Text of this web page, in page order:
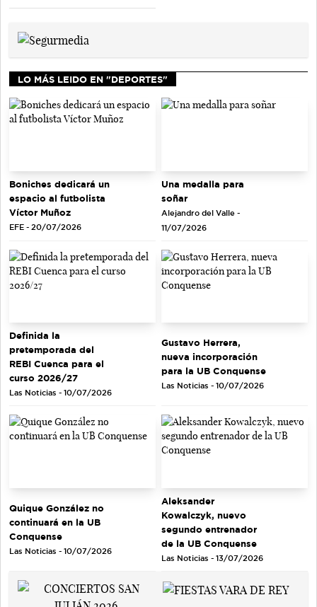
LO MÁS LEIDO EN "DEPORTES"
Boniches dedicará un
espacio al futbolista
Víctor Muñoz
EFE - 20/07/2026
Una medalla para
soñar
Alejandro del Valle -
11/07/2026
Definida la
pretemporada del
REBI Cuenca para el
curso 2026/27
Las Noticias - 10/07/2026
Gustavo Herrera,
nueva incorporación
para la UB Conquense
Las Noticias - 10/07/2026
Quique González no
continuará en la UB
Conquense
Las Noticias - 10/07/2026
Aleksander
Kowalczyk, nuevo
segundo entrenador
de la UB Conquense
Las Noticias - 13/07/2026